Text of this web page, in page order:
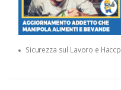
Sicurezza sul Lavoro e Haccp